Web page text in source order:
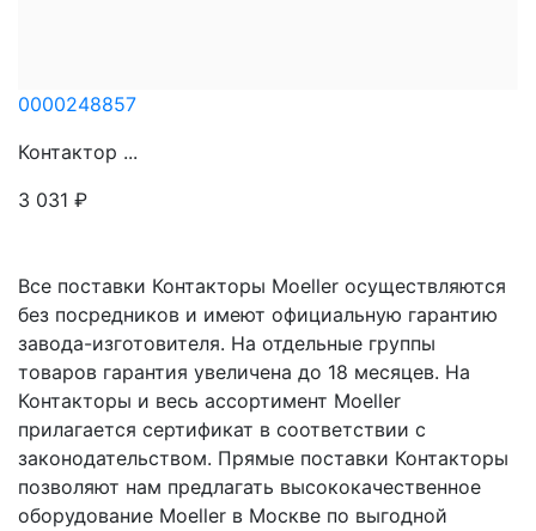
0000248857
Контактор ...
3 031 ₽
Все поставки Контакторы Moeller осуществляются
без посредников и имеют официальную гарантию
завода-изготовителя. На отдельные группы
товаров гарантия увеличена до 18 месяцев. На
Контакторы и весь ассортимент Moeller
прилагается сертификат в соответствии с
законодательством. Прямые поставки Контакторы
позволяют нам предлагать высококачественное
оборудование Moeller в Москве по выгодной